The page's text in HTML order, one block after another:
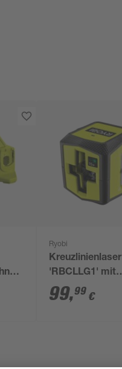
Ryobi
Kreuzlinienlaser
'RBCLLG1' mit
Halterung
99,99 €